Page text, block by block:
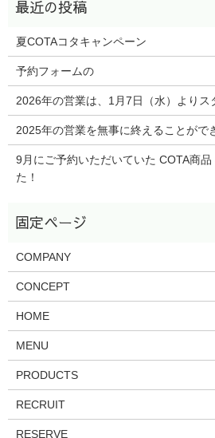
夏COTAコタキャンペーン
予約フォームの
2026年の営業は、1月7日（水）よりス
2025年の営業を無事に終えることがで
9月にご予約いただいていた COTA商
た！
COMPANY
CONCEPT
HOME
MENU
PRODUCTS
RECRUIT
RESERVE